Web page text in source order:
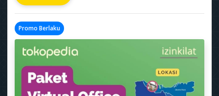
Promo Berlaku